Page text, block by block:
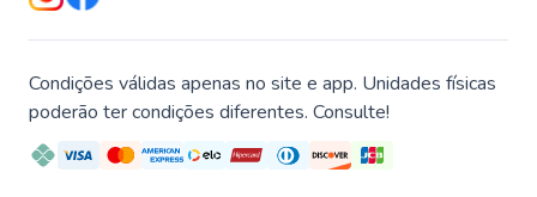
Condições válidas apenas no site e app. Unidades físicas
poderão ter condições diferentes. Consulte!